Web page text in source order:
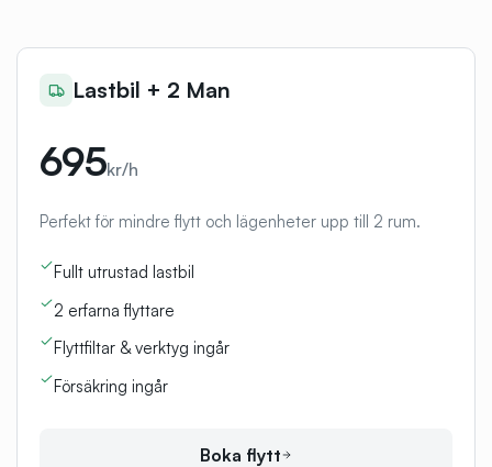
Lastbil + 2 Man
695kr/h
Perfekt för mindre flytt och lägenheter upp till 2 rum.
Fullt utrustad lastbil
2 erfarna flyttare
Flyttfiltar & verktyg ingår
Försäkring ingår
Boka flytt